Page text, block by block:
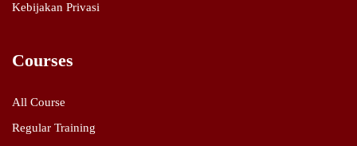
Kebijakan Privasi
Courses
All Course
Regular Training